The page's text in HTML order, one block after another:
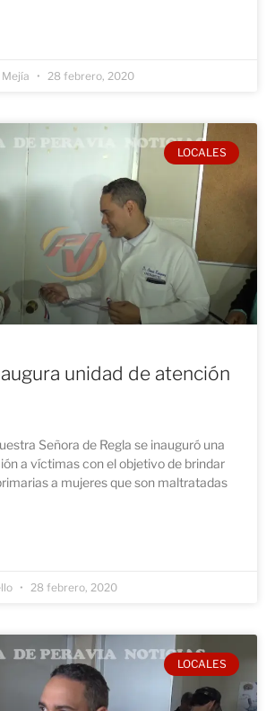
28 febrero, 2020
LOCALES
unidad de atención
Señora de Regla se inauguró una
a víctimas con el objetivo de brindar
a mujeres que son maltratadas
28 febrero, 2020
LOCALES